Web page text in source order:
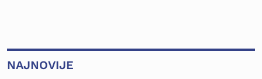
NAJNOVIJE